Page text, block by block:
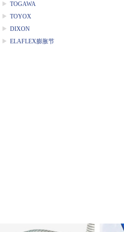
TOGAWA
TOYOX
DIXON
ELAFLEX膨胀节